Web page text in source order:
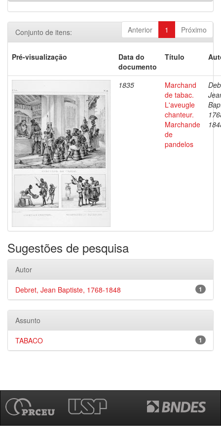
Anterior 1 Próximo
Conjunto de itens:
Pré-visualização
Data do
documento
Título
1835
Marchand
de tabac.
L'aveugle
chanteur.
Marchande
de
pandelos
Sugestões de pesquisa
Autor
1
Debret, Jean Baptiste, 1768-1848
Assunto
1
TABACO